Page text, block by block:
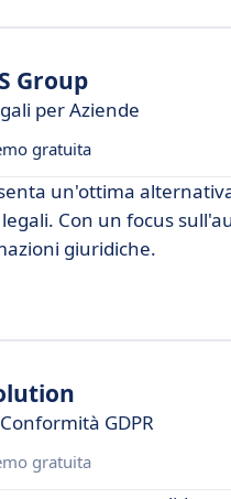
Group
per Aziende
gratuita
un'ottima
Con un focus
giuridiche.
GDPR
gratuita